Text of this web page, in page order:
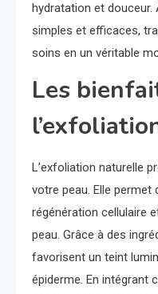
hydratation et douceur.
simples et efficaces,
soins en un véritable
Les
L’exfoliation naturelle
votre peau. Elle permet
régénération cellulaire
peau. Grâce à des
favorisent un teint
épiderme. En intégrant